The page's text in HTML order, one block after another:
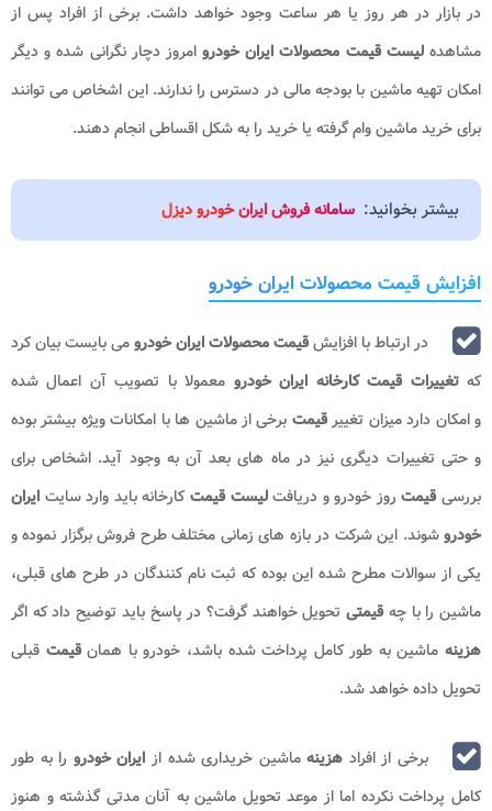
در بازار در هر روز یا هر ساعت وجود خواهد داشت. برخی از افراد پس از
مشاهدهلیست قیمت محصولات ایران خودروامروز دچار نگرانی شده و دیگر
امکان تهیه ماشین با بودجه مالی در دسترس را ندارند. این اشخاص می توانند
برای خرید ماشین وام گرفته یا خرید را به شکل اقساطی انجام دهند.
بیشتر بخوانید: سامانه فروش ایران خودرو دیزل
افزایش قیمت محصولات ایران خودرو
در ارتباط با افزایشقیمت محصولات ایران خودرومی بایست بیان کرد
کهتغییرات قیمت کارخانه ایران خودرو معمولا با تصویب آن اعمال شده
و امکان دارد میزان تغییرقیمت برخی از ماشین ها با امکانات ویژه بیشتر بوده
و حتی تغییرات دیگری نیز در ماه های بعد آن به وجود آید. اشخاص برای
بررسیقیمت روز خودرو و دریافتلیست قیمتکارخانه باید وارد سایت ایران
خودروشوند. این شرکت در بازه های زمانی مختلف طرح فروش برگزار نموده و
یکی از سوالات مطرح شده این بوده که ثبت نام کنندگان در طرح های قبلی،
ماشین را با چهقیمتی تحویل خواهند گرفت؟ در پاسخ باید توضیح داد که اگر
هزینه ماشین به طور کامل پرداخت شده باشد، خودرو با همانقیمت قبلی
تحویل داده خواهد شد.
برخی از افراد هزینهماشین خریداری شده از ایران خودرو را به طور
کامل پرداخت نکرده اما از موعد تحویل ماشین به آنان مدتی گذشته و هنوز